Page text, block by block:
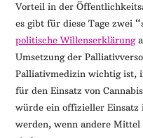
Lächeln
//
Vorteil in der
es gibt für diese Tage zwei
politische Willenserklärung
Umsetzung der
Palliativmedizin wichtig ist,
für den Einsatz von
würde ein offizieller Einsatz
werden, wenn andere Mittel